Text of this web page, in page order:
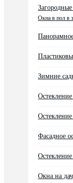
Окна в пол в
Зимние
Фасадное
Остекление
Окна на